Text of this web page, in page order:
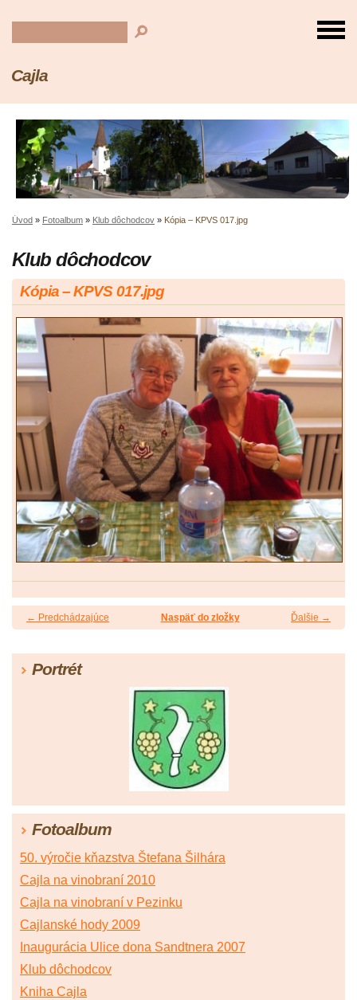
Cajla
Úvod » Fotoalbum » Klub dôchodcov » Kópia – KPVS 017.jpg
Klub dôchodcov
Kópia – KPVS 017.jpg
← Predchádzajúce Ďalšie →
Naspäť do zložky
Portrét
Fotoalbum
50. výročie kňazstva Štefana Šilhára
Cajla na vinobraní 2010
Cajla na vinobraní v Pezinku
Cajlanské hody 2009
Inaugurácia Ulice dona Sandtnera 2007
Klub dôchodcov
Kniha Cajla